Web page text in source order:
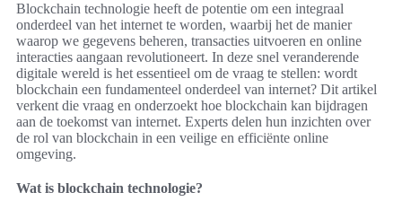
Blockchain technologie heeft de potentie om een integraal
onderdeel van het internet te worden, waarbij het de manier
waarop we gegevens beheren, transacties uitvoeren en online
interacties aangaan revolutioneert. In deze snel veranderende
digitale wereld is het essentieel om de vraag te stellen: wordt
blockchain een fundamenteel onderdeel van internet? Dit artikel
verkent die vraag en onderzoekt hoe blockchain kan bijdragen
aan de toekomst van internet. Experts delen hun inzichten over
de rol van blockchain in een veilige en efficiënte online
omgeving.
Wat is blockchain technologie?